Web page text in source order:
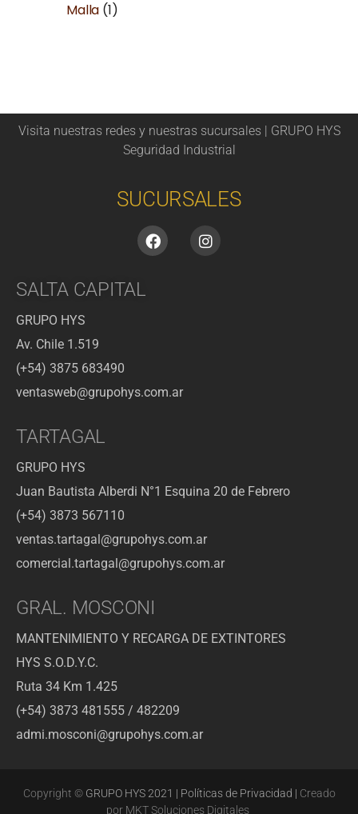
Malla (1)
Visita nuestras redes y nuestras sucursales | GRUPO HYS
Seguridad Industrial
SUCURSALES
SALTA CAPITAL
GRUPO HYS
Av. Chile 1.519
(+54) 3875 683490
ventasweb@grupohys.com.ar
TARTAGAL
GRUPO HYS
Juan Bautista Alberdi N°1 Esquina 20 de Febrero
(+54) 3873 567110
ventas.tartagal@grupohys.com.ar
comercial.tartagal@grupohys.com.ar
GRAL. MOSCONI
MANTENIMIENTO Y RECARGA DE EXTINTORES
HYS S.O.D.Y.C.
Ruta 34 Km 1.425
(+54) 3873 481555 / 482209
admi.mosconi@grupohys.com.ar
Copyright © GRUPO HYS 2021 | Políticas de Privacidad | Creado
por MKT Soluciones Digitales